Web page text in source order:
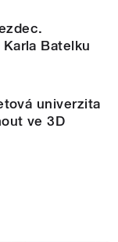
Batelku
univerzita
ve 3D